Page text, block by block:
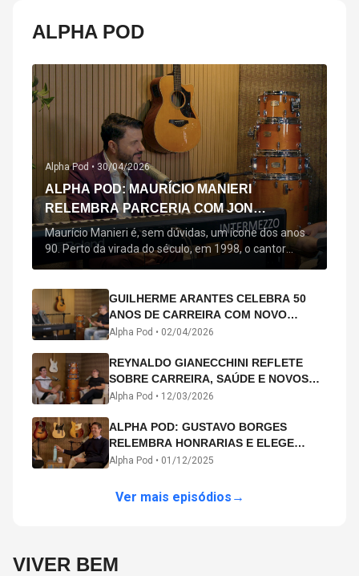
ALPHA POD
Alpha Pod • 30/04/2026
ALPHA POD: MAURÍCIO MANIERI
RELEMBRA PARCERIA COM JON
SECADA, ORIGEM DE "BEM QUERER" E
MAIS
Maurício Manieri é, sem dúvidas, um ícone dos anos
90. Perto da virada do século, em 1998, o cantor
estreou oficialmente com o seu primeiro disco, "A
acompanham até hoje, quase trinta anos mais tarde:
"Bem Querer" e "Minha Menina". Em 2026, o astro
segue com o […]
GUILHERME ARANTES CELEBRA 50
ANOS DE CARREIRA COM NOVO
ÁLBUM INTERDIMENSIONAL E TURNÊ
Alpha Pod • 02/04/2026
REYNALDO GIANECCHINI REFLETE
SOBRE CARREIRA, SAÚDE E NOVOS
CAMINHOS ARTÍSTICOS NO ALPHA
Alpha Pod • 12/03/2026
ALPHA POD: GUSTAVO BORGES
RELEMBRA HONRARIAS E ELEGE
MICHAEL PHELPS O MAIOR ATLETA DA
Alpha Pod • 01/12/2025
Ver mais episódios →
VIVER BEM